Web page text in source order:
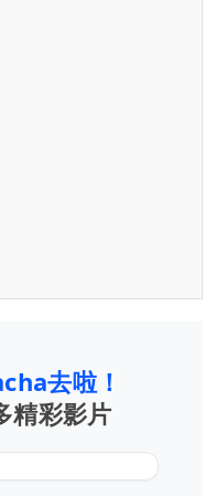
去啦！
精彩影片